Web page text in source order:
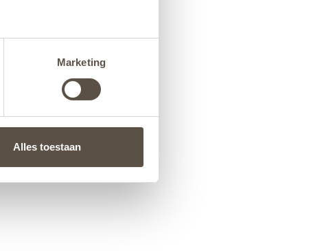
Marketing
Alles toestaan